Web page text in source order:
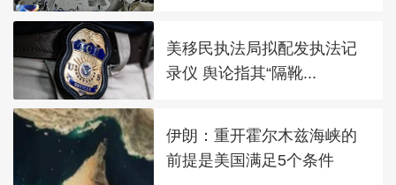
美移民执法局拟配发执法记
录仪 舆论指其“隔靴...
伊朗：重开霍尔木兹海峡的
前提是美国满足5个条件